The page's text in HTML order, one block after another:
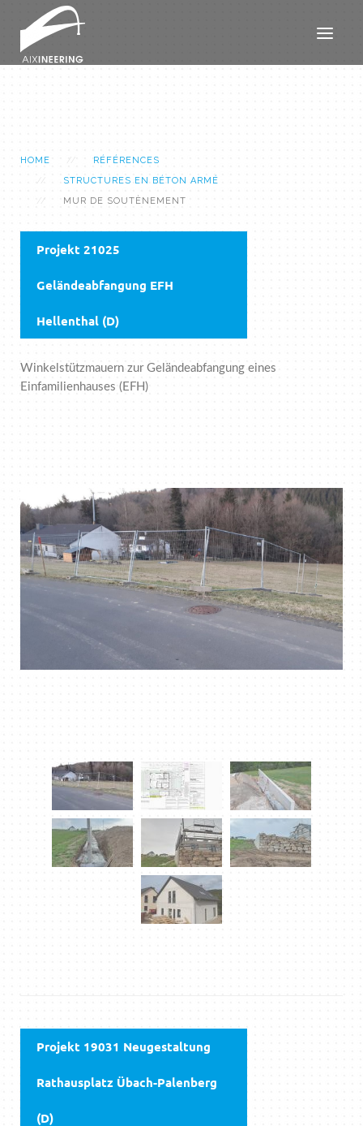
HOME
RÉFÉRENCES
STRUCTURES EN BÉTON ARMÉ
MUR DE SOUTÈNEMENT
Projekt 21025
Geländeabfangung EFH
Hellenthal (D)
Winkelstützmauern zur Geländeabfangung eines
Einfamilienhauses (EFH)
Projekt 19031 Neugestaltung
Rathausplatz Übach-Palenberg
(D)